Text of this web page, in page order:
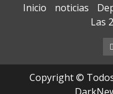
Inicio noticias
Las
Copyright ©